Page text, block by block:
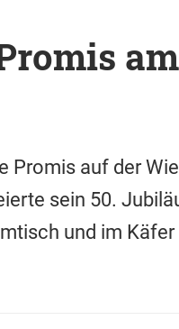
Promis auf der
sein 50.
und im